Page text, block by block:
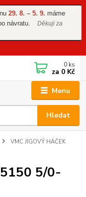
29. 8. – 5. 9. máme
návratu.
Děkuji za
Menu
Hledat
0 ks
za 0 Kč
VMC JIGOVÝ HÁČEK
5/0-